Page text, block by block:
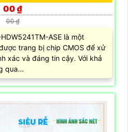
00 ₫
00 ₫
ASE là một
trang bị chip CMOS để xử
xác và đáng tin cậy. Với khả
qua...